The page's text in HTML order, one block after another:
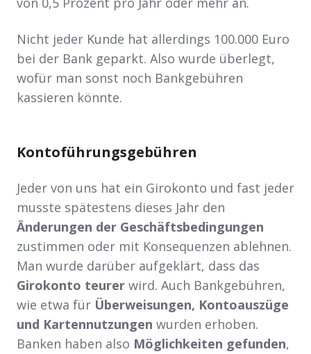
Nicht jeder Kunde hat allerdings 100.000 Euro
bei der Bank geparkt. Also wurde überlegt,
wofür man sonst noch Bankgebühren
kassieren könnte.
Kontoführungsgebühren
Jeder von uns hat ein Girokonto und fast jeder
musste spätestens dieses Jahr den
Änderungen der Geschäftsbedingungen
zustimmen oder mit Konsequenzen ablehnen.
Man wurde darüber aufgeklärt, dass das
Girokonto teurer wird. Auch Bankgebühren,
wie etwa für Überweisungen, Kontoauszüge
und Kartennutzungen wurden erhoben.
Banken haben also Möglichkeiten gefunden,